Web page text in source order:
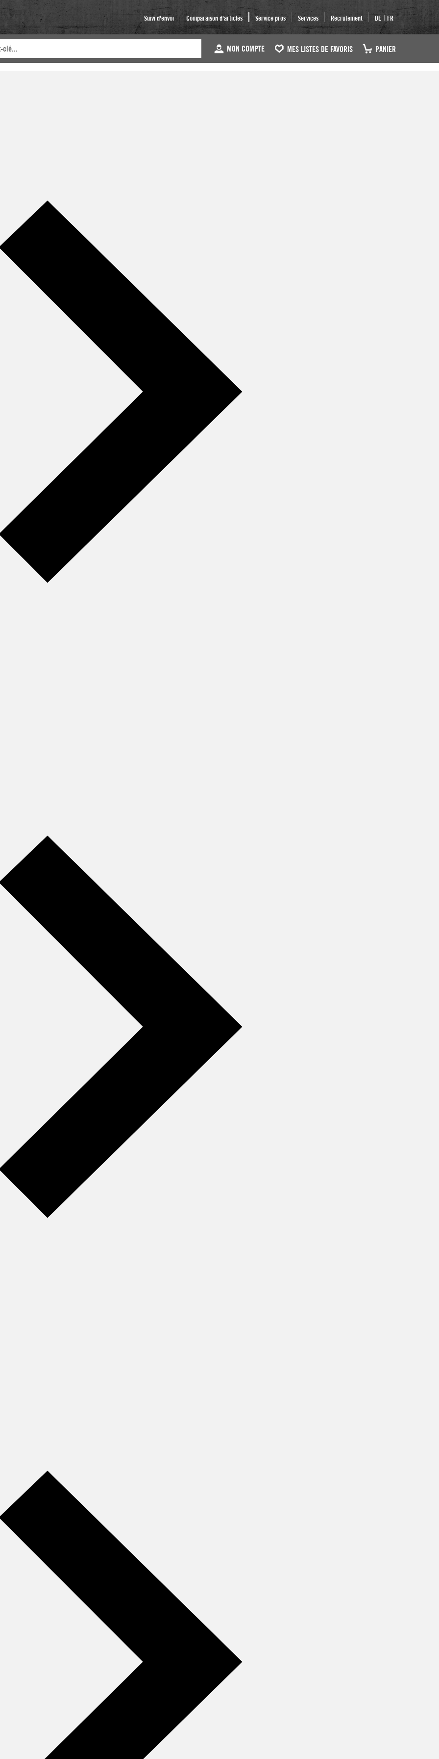
Suivi d'envoi Comparaison d'articles Service pros Services Recrutement DE | FR
MON COMPTE MES LISTES DE FAVORIS PANIER